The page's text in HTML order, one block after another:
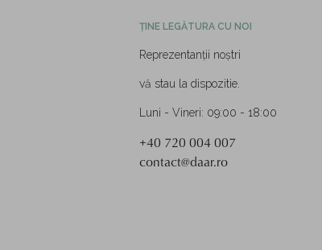
ȚINE LEGĂTURA CU NOI
Reprezentanții noștri
vă stau la dispozitie.
Luni - Vineri: 09:00 - 18:00
+40 720 004 007
contact@daar.ro